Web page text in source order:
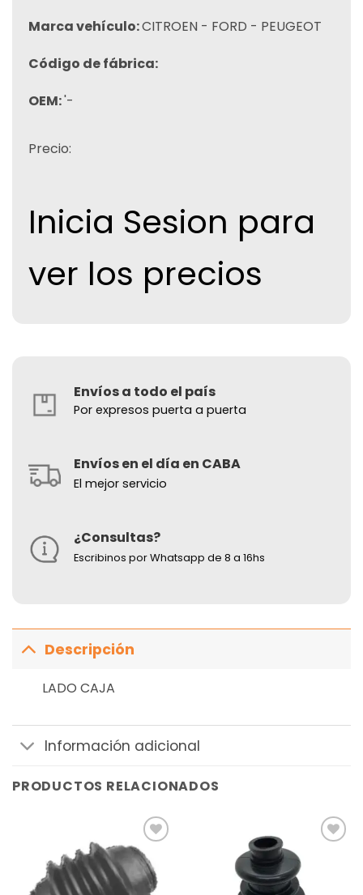
Marca vehículo:CITROEN - FORD - PEUGEOT
Código de fábrica:
OEM:'-
Precio:
Inicia Sesion para
ver los precios
Envíos a todo el país
Por expresos puerta a puerta
Envíos en el día en CABA
El mejor servicio
¿Consultas?
Escribinos por Whatsapp de 8 a 16hs
Descripción
LADO CAJA
Información adicional
PRODUCTOS RELACIONADOS
Añadir
a la
lista de
deseos